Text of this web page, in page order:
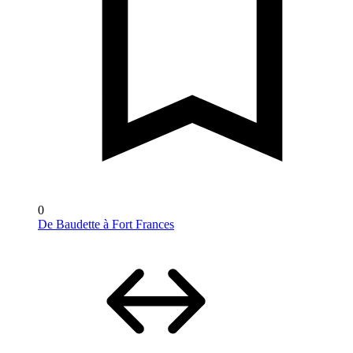
0
De Baudette à Fort Frances